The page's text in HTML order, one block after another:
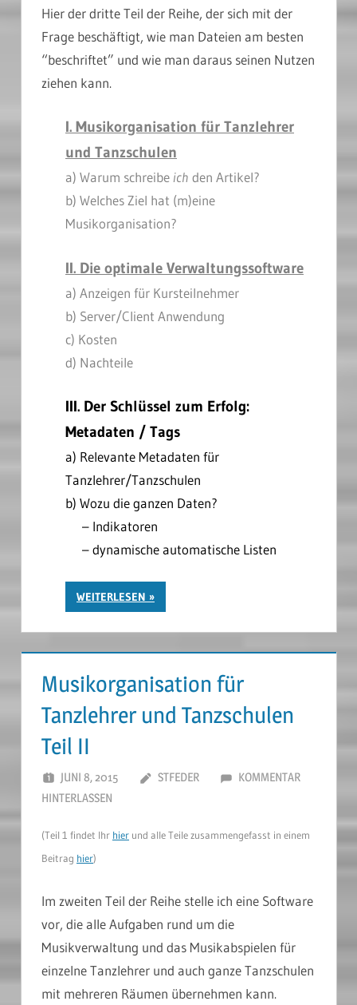
Hier der dritte Teil der Reihe, der sich mit der
Frage beschäftigt, wie man Dateien am besten
“beschriftet” und wie man daraus seinen Nutzen
ziehen kann.
I. Musikorganisation für Tanzlehrer
und Tanzschulen
a) Warum schreibe ich den Artikel?
b) Welches Ziel hat (m)eine
Musikorganisation?
II. Die optimale Verwaltungssoftware
a) Anzeigen für Kursteilnehmer
b) Server/Client Anwendung
c) Kosten
d) Nachteile
III. Der Schlüssel zum Erfolg:
Metadaten / Tags
a) Relevante Metadaten für
Tanzlehrer/Tanzschulen
b) Wozu die ganzen Daten?
– Indikatoren
– dynamische automatische Listen
WEITERLESEN
Musikorganisation für
Tanzlehrer und Tanzschulen
Teil II
JUNI 8, 2015 STFEDER
KOMMENTAR
HINTERLASSEN
(Teil 1 findet Ihr hier und alle Teile zusammengefasst in einem
Beitrag hier)
Im zweiten Teil der Reihe stelle ich eine Software
vor, die alle Aufgaben rund um die
Musikverwaltung und das Musikabspielen für
einzelne Tanzlehrer und auch ganze Tanzschulen
mit mehreren Räumen übernehmen kann.